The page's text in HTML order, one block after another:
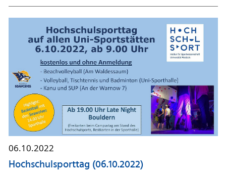
06.10.2022
Hochschulsporttag (06.10.2022)